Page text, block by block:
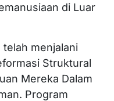
di Luar
menjalani
Struktural
Mereka Dalam
Program